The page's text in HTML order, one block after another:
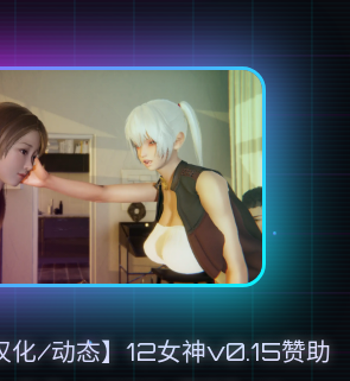
化/动态】12女神v0.15赞助